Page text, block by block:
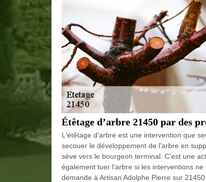
Étêtage d’arbre 21450 par des
L'étêtage d'arbre est une intervention que
secouer le développement de l'arbre en
sève vers le bourgeon terminal. C'est une
également tuer l’arbre si les interventions
demande à Artisan Adolphe Pierre sur